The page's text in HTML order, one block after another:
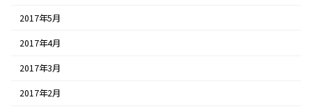
2017年5月
2017年4月
2017年3月
2017年2月